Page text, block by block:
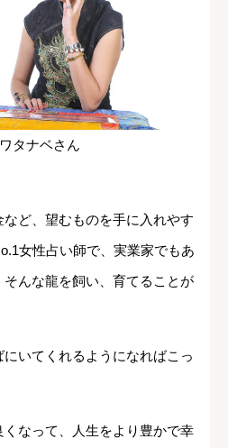
タナベさん
ど、望むものを手に入れやす
女性占い師で、実業家でもあ
んな龍を飼い、育てることが
いてくれるようになればこっ
なって、人生をより豊かで幸